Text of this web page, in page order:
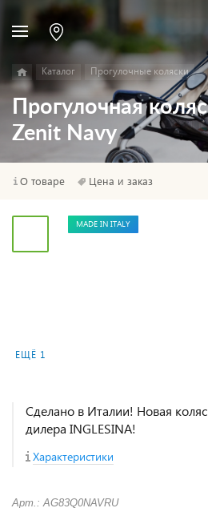
Каталог Прогулочные коляски
Прогулочная
Zenit Navy
О товаре Цена и заказ
ЕЩЁ 1
MADE IN ITALY
Сделано в Италии! Новая
дилера INGLESINA!
Характеристики
Арт.: AG83Q0NAVRU